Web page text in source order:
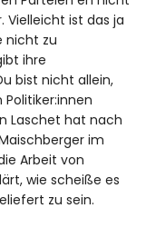
Vielleicht ist das ja
nicht zu
ihre
bist nicht allein,
Laschet hat nach
im
Arbeit von
wie scheiße es
zu sein.